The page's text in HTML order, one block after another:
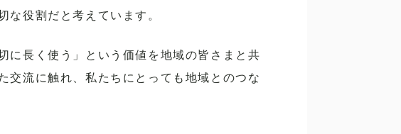
な役割だと考えています。
に長く使う」という価値を地域の皆さまと共
交流に触れ、私たちにとっても地域とのつな